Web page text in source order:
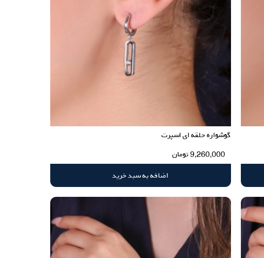
گوشواره حلقه ای اسپرت
9,260,000تومان
اضافه به سبد خرید